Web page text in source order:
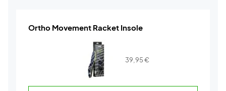
Ortho Movement Racket Insole
39,95€